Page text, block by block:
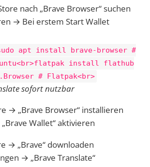
nach „Brave Browser“ suchen
→ Bei erstem Start Wallet
apt install brave-browser #
install flathub
# Flatpak<br>
sofort nutzbar
→ „Brave Browser“ installieren
Wallet“ aktivieren
→ „Brave“ downloaden
→ „Brave Translate“